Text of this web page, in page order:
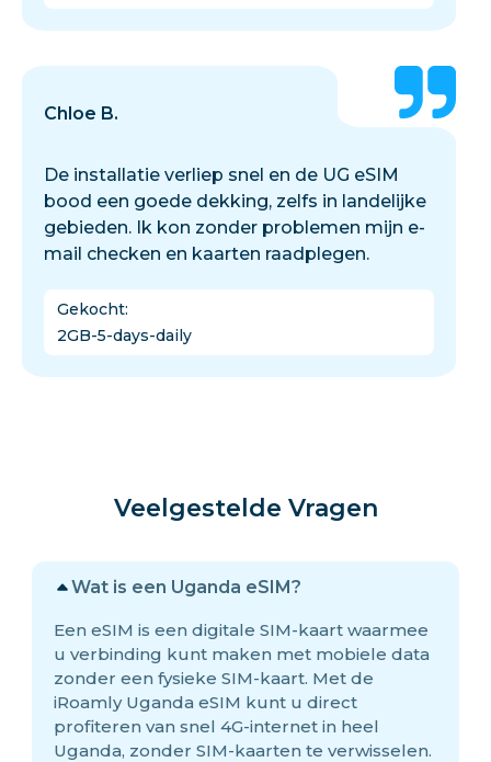
Chloe B.
De installatie verliep snel en de UG eSIM
bood een goede dekking, zelfs in landelijke
gebieden. Ik kon zonder problemen mijn e-
mail checken en kaarten raadplegen.
Gekocht:
2GB-5-days-daily
Veelgestelde Vragen
Wat is een Uganda eSIM?
Een eSIM is een digitale SIM-kaart waarmee
u verbinding kunt maken met mobiele data
zonder een fysieke SIM-kaart. Met de
iRoamly Uganda eSIM kunt u direct
profiteren van snel 4G-internet in heel
Uganda, zonder SIM-kaarten te verwisselen.